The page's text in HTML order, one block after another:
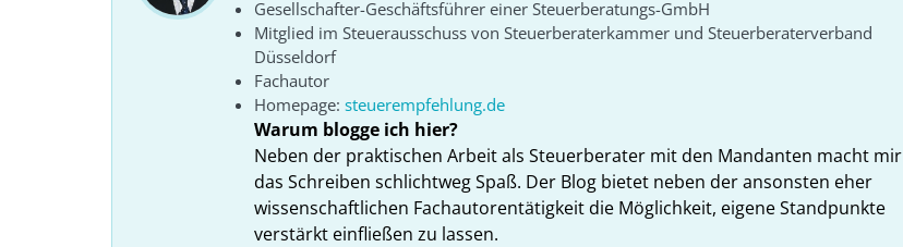
Gesellschafter-Geschäftsführer einer Steuerberatungs-GmbH
Mitglied im Steuerausschuss von Steuerberaterkammer und Steuerberaterverband
Düsseldorf
Fachautor
Homepage: steuerempfehlung.de
Warum blogge ich hier?
Neben der praktischen Arbeit als Steuerberater mit den Mandanten macht mir
das Schreiben schlichtweg Spaß. Der Blog bietet neben der ansonsten eher
wissenschaftlichen Fachautorentätigkeit die Möglichkeit, eigene Standpunkte
verstärkt einfließen zu lassen.